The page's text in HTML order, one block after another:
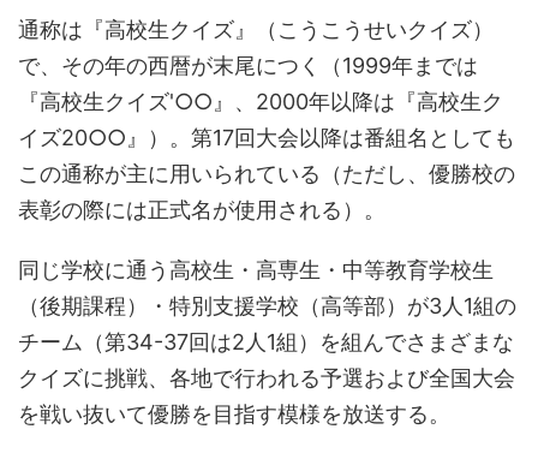
通称は『高校生クイズ』（こうこうせいクイズ）
で、その年の西暦が末尾につく（1999年までは
『高校生クイズ'○○』、2000年以降は『高校生ク
イズ20○○』）。第17回大会以降は番組名としても
この通称が主に用いられている（ただし、優勝校の
表彰の際には正式名が使用される）。
同じ学校に通う高校生・高専生・中等教育学校生
（後期課程）・特別支援学校（高等部）が3人1組の
チーム（第34-37回は2人1組）を組んでさまざまな
クイズに挑戦、各地で行われる予選および全国大会
を戦い抜いて優勝を目指す模様を放送する。